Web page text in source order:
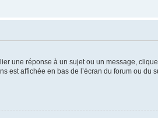
une réponse à un sujet ou un message,
est affichée en bas de l’écran du forum ou